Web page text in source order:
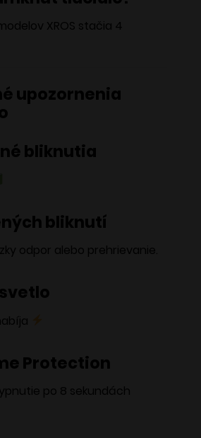
XROS stačia 4
upozornenia
bliknutia
bliknutí
odpor alebo prehrievanie.
Protection
po 8 sekundách